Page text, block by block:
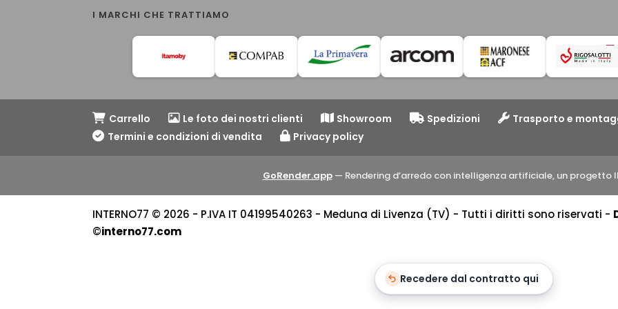
I MARCHI CHE TRATTIAMO
Carrello Le foto dei nostri clienti Showroom Spedizioni Trasporto e
Termini e condizioni di vendita
Privacy policy
GoRender.app— Rendering d’arredo con intelligenza artificiale, un progetto
INTERNO77 © 2026 - P.IVA IT 04199540263 - Meduna di Livenza (TV) - Tutti i diritti sono riservati -
©interno77.com
Recedere dal contratto qui